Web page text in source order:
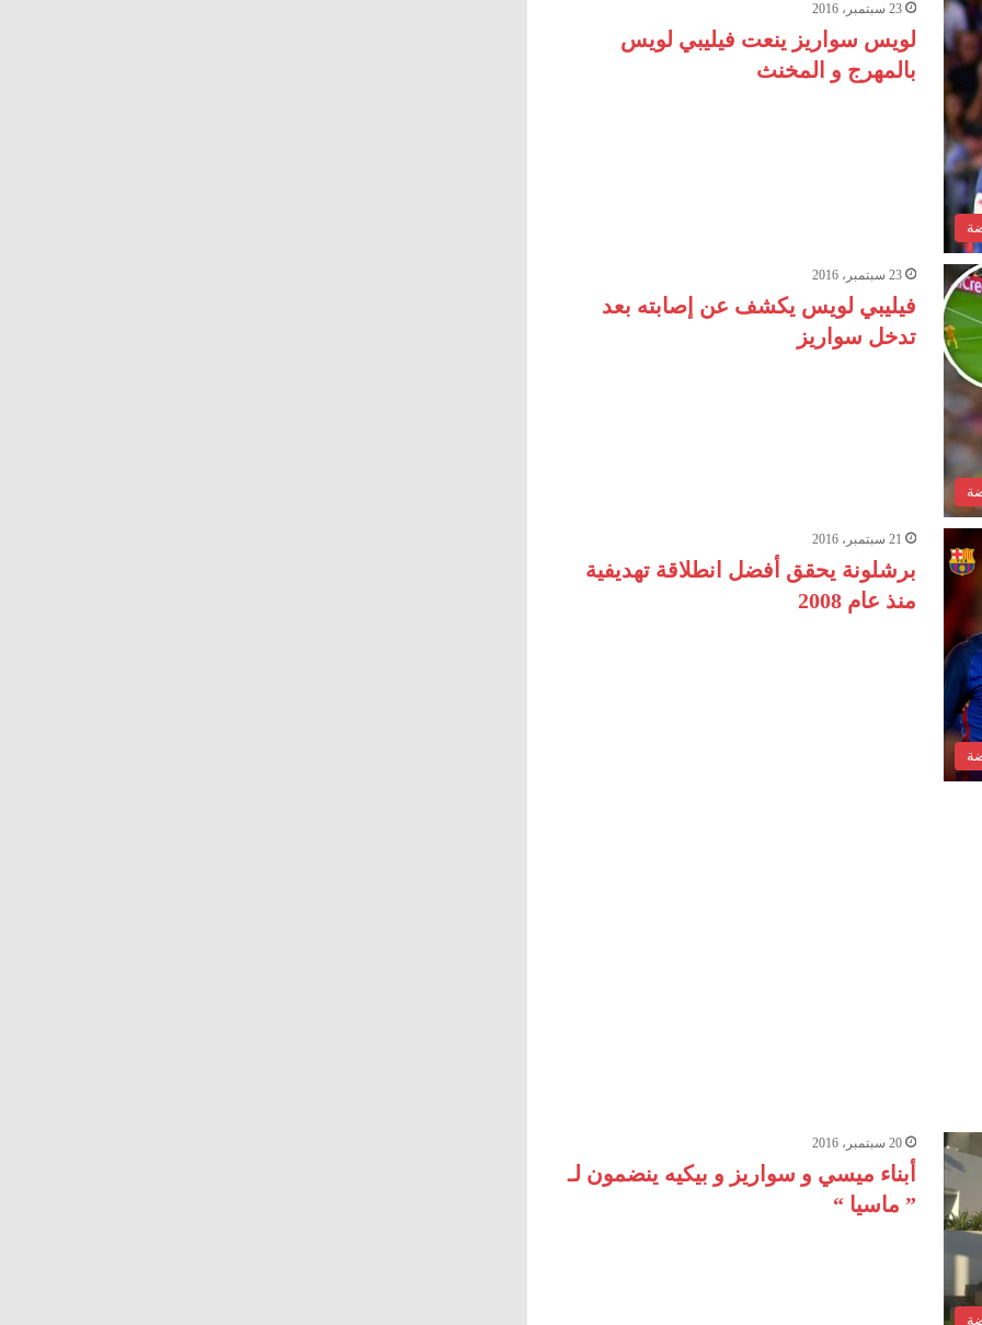
23 سبتمبر، 2016
لويس سواريز ينعت فيليبي لويس
بالمهرج و المخنث
23 سبتمبر، 2016
فيليبي لويس يكشف عن إصابته بعد
تدخل سواريز
21 سبتمبر، 2016
برشلونة يحقق أفضل انطلاقة تهديفية
منذ عام 2008
20 سبتمبر، 2016
أبناء ميسي و سواريز و بيكيه ينضمون لـ
” ماسيا “